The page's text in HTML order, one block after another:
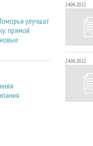
улучшат
прямой
24.06.2022
24.06.2022